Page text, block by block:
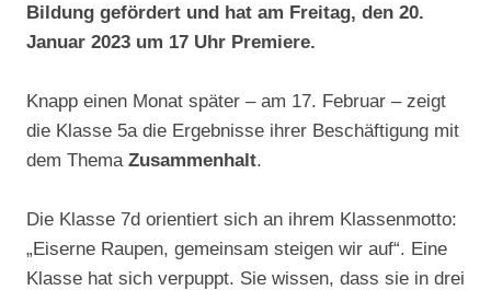
Bildung gefördert und hat am Freitag, den 20.
Januar 2023 um 17 Uhr Premiere.
Knapp einen Monat später – am 17. Februar – zeigt
die Klasse 5a die Ergebnisse ihrer Beschäftigung mit
dem Thema Zusammenhalt.
Die Klasse 7d orientiert sich an ihrem Klassenmotto:
„Eiserne Raupen, gemeinsam steigen wir auf“. Eine
Klasse hat sich verpuppt. Sie wissen, dass sie in drei